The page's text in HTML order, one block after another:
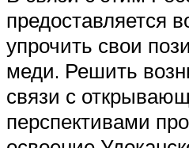
предоставляется
упрочить свои
меди. Решить
связи с
перспективами